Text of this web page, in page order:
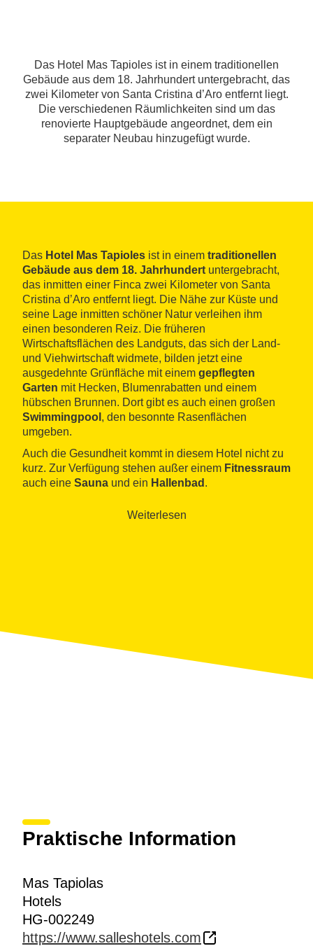
Das Hotel Mas Tapioles ist in einem traditionellen
Gebäude aus dem 18. Jahrhundert untergebracht, das
zwei Kilometer von Santa Cristina d’Aro entfernt liegt.
Die verschiedenen Räumlichkeiten sind um das
renovierte Hauptgebäude angeordnet, dem ein
separater Neubau hinzugefügt wurde.
Das Hotel Mas Tapioles ist in einem traditionellen
Gebäude aus dem 18. Jahrhundert untergebracht,
das inmitten einer Finca zwei Kilometer von Santa
Cristina d’Aro entfernt liegt. Die Nähe zur Küste und
seine Lage inmitten schöner Natur verleihen ihm
einen besonderen Reiz. Die früheren
Wirtschaftsflächen des Landguts, das sich der Land-
und Viehwirtschaft widmete, bilden jetzt eine
ausgedehnte Grünfläche mit einem gepflegten
Garten mit Hecken, Blumenrabatten und einem
hübschen Brunnen. Dort gibt es auch einen großen
Swimmingpool , den besonnte Rasenflächen
umgeben.
Auch die Gesundheit kommt in diesem Hotel nicht zu
kurz. Zur Verfügung stehen außer einem Fitnessraum
auch eine Sauna und ein Hallenbad .
Räumen, entsprechend der ursprünglichen Aufteilung
Weiterlesen
Praktische Information
Mas Tapiolas
Hotels
HG-002249
https://www.salleshotels.com